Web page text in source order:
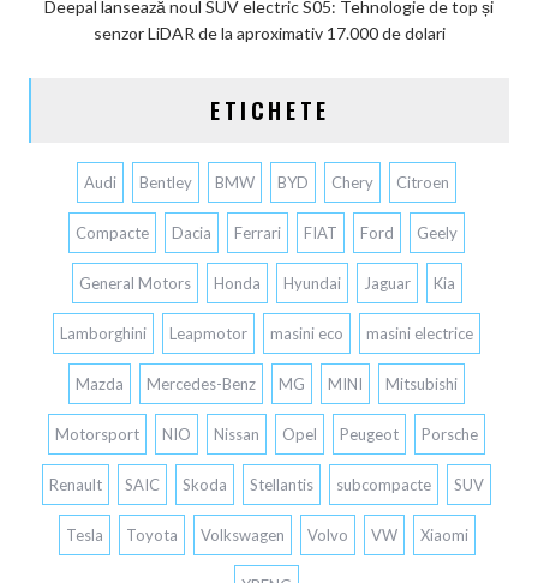
Deepal lansează noul SUV electric S05: Tehnologie de top și
senzor LiDAR de la aproximativ 17.000 de dolari
ETICHETE
Audi Bentley BMW BYD Chery Citroen
Compacte Dacia Ferrari FIAT Ford Geely
General Motors Honda Hyundai Jaguar Kia
Lamborghini Leapmotor masini eco masini electrice
Mazda Mercedes-Benz MG MINI Mitsubishi
Motorsport NIO Nissan Opel Peugeot Porsche
Renault SAIC Skoda Stellantis subcompacte SUV
Tesla Toyota Volkswagen Volvo VW Xiaomi